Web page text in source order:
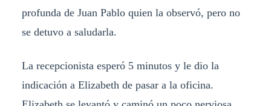
profunda de Juan Pablo quien la observó, pero no
se detuvo a saludarla.
La recepcionista esperó 5 minutos y le dio la
indicación a Elizabeth de pasar a la oficina.